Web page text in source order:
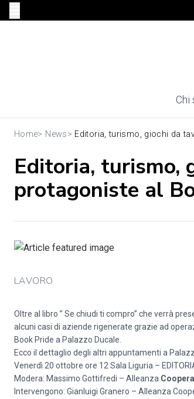
Chi
Home> News> Editoria, turismo, giochi da
Editoria, turismo,
protagoniste al
LAVORO
Oltre al libro ” Se chiudi ti compro” che verrà
alcuni casi di aziende rigenerate grazie ad
Book Pride a Palazzo Ducale.
Ecco il dettaglio degli altri appuntamenti a
Venerdì 20 ottobre ore 12 Sala Liguria –
Modera: Massimo Gottifredi – Alleanza
Intervengono: Gianluigi Granero – Alleanza